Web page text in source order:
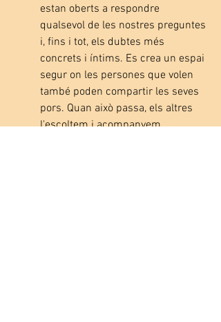
estan oberts a respondre
qualsevol de les nostres preguntes
i, fins i tot, els dubtes més
concrets i íntims. Es crea un espai
segur on les persones que volen
també poden compartir les seves
pors. Quan això passa, els altres
l'escoltem i acompanyem.